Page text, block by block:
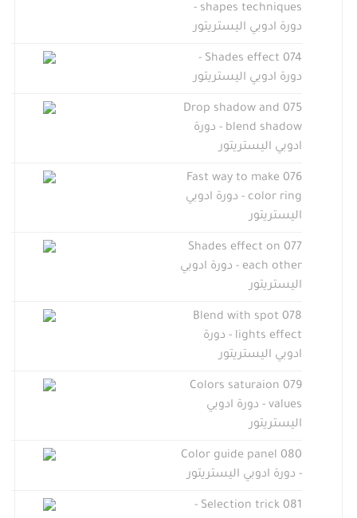
shapes techniques -
دورة ادوبي اليستريتور
074 Shades effect -
دورة ادوبي اليستريتور
075 Drop shadow and
blend shadow - دورة
ادوبي اليستريتور
076 Fast way to make
color ring - دورة ادوبي
اليستريتور
077 Shades effect on
each other - دورة ادوبي
اليستريتور
078 Blend with spot
lights effect - دورة
ادوبي اليستريتور
079 Colors saturaion
values - دورة ادوبي
اليستريتور
080 Color guide panel
- دورة ادوبي اليستريتور
081 Selection trick -